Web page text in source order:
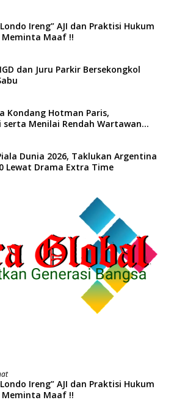
Ireng” AJI dan Praktisi Hukum
Meminta Maaf !!
dan Juru Parkir Bersekongkol
Kondang Hotman Paris,
Menilai Rendah Wartawan
Dunia 2026, Taklukan Argentina
Lewat Drama Extra Time
Ireng” AJI dan Praktisi Hukum
Meminta Maaf !!